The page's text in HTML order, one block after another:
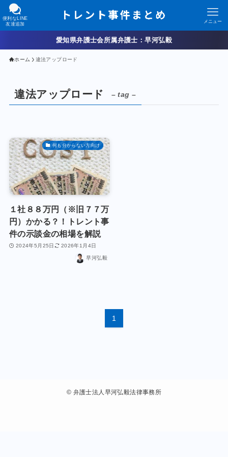
便利なLINE
友達追加
メニュー
愛知県弁護士会所属弁護士：早河弘毅
ホーム 違法アップロード
違法アップロード – tag –
何も分からない方向け
１社８８万円（※旧７７万
円）かかる？！トレント事
件の示談金の相場を解説
2024年5月25日 2026年1月4日
早河弘毅
1
© 弁護士法人早河弘毅法律事務所